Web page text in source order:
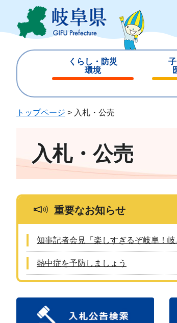
ジ
ュ
くらし・防災
環境
じ
じ
トップページ > 入札・公売
入札・公売
重要なお知らせ
知事記者会見「楽しすぎるぞ岐阜！
熱中症を予防しましょう